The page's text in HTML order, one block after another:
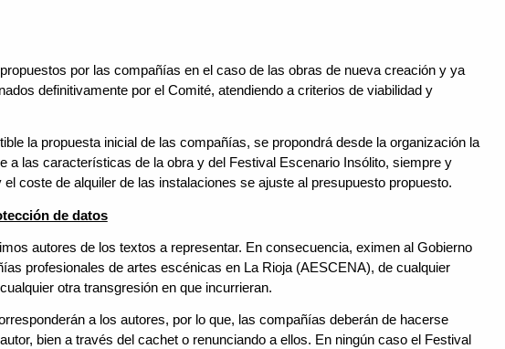
por las compañías en el caso de las obras de nueva creación y ya
definitivamente por el Comité, atendiendo a criterios de viabilidad y
la propuesta inicial de las compañías, se propondrá desde la organización la
a las características de la obra y del Festival Escenario Insólito, siempre y
coste de alquiler de las instalaciones se ajuste al presupuesto propuesto.
de datos
autores de los textos a representar. En consecuencia, eximen al Gobierno
profesionales de artes escénicas en La Rioja (AESCENA), de cualquier
otra transgresión en que incurrieran.
a los autores, por lo que, las compañías deberán de hacerse
bien a través del cachet o renunciando a ellos. En ningún caso el Festival